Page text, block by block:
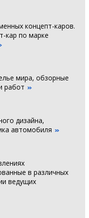
концепт-каров.
кар по марке
мира, обзорные
работ
дизайна,
автомобиля
в различных
ведущих